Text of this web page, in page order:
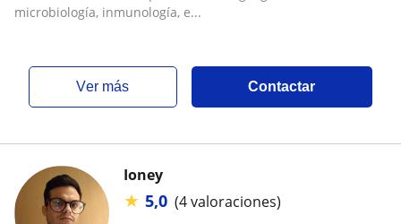
microbiología, inmunología, e...
ver más Contactar
Ioney
★ 5,0 (4 valoraciones)